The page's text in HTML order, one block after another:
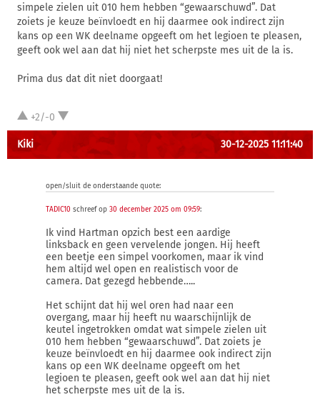
simpele zielen uit 010 hem hebben “gewaarschuwd”. Dat
zoiets je keuze beïnvloedt en hij daarmee ook indirect zijn
kans op een WK deelname opgeeft om het legioen te pleasen,
geeft ook wel aan dat hij niet het scherpste mes uit de la is.
Prima dus dat dit niet doorgaat!
+2/-0
Kiki 30-12-2025 11:11:40
open/sluit de onderstaande quote:
TADIC10 schreef op 30 december 2025 om 09:59:
Ik vind Hartman opzich best een aardige
linksback en geen vervelende jongen. Hij heeft
een beetje een simpel voorkomen, maar ik vind
hem altijd wel open en realistisch voor de
camera. Dat gezegd hebbende…..
Het schijnt dat hij wel oren had naar een
overgang, maar hij heeft nu waarschijnlijk de
keutel ingetrokken omdat wat simpele zielen uit
010 hem hebben “gewaarschuwd”. Dat zoiets je
keuze beïnvloedt en hij daarmee ook indirect zijn
kans op een WK deelname opgeeft om het
legioen te pleasen, geeft ook wel aan dat hij niet
het scherpste mes uit de la is.